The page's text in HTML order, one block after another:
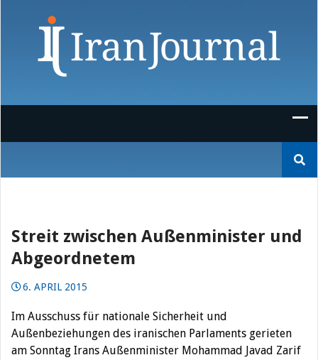
nach:
Streit zwischen Außenminister und
Abgeordnetem
6. APRIL 2015
Im Ausschuss für nationale Sicherheit und
Außenbeziehungen des iranischen Parlaments gerieten
am Sonntag Irans Außenminister Mohammad Javad Zarif